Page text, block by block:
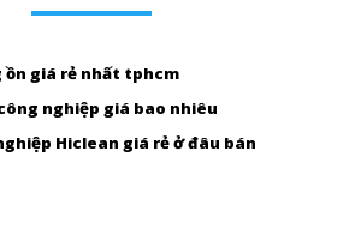
giá rẻ nhất tphcm
nghiệp giá bao nhiêu
Hiclean giá rẻ ở đâu bán